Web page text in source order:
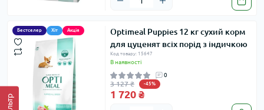
Бестселер Хіт Акція
Optimeal Puppies 12 кг сухий корм
для цуценят всіх порід з індичкою
Код товару: 15647
В наявності
0
3 127 ₴ -45%
1 720 ₴